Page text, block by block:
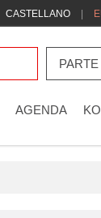
CASTELLANO
AGENDA